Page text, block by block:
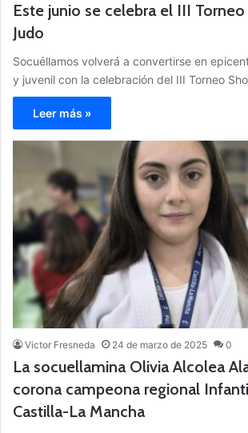
Este junio se celebra el III
Judo
Socuéllamos volverá a convertirse en
y juvenil con la celebración del III Torneo
Leer más »
Victor Fresneda 24 de marzo de 2025 0
La socuellamina Olivia Alcolea
corona campeona regional
Castilla-La Mancha